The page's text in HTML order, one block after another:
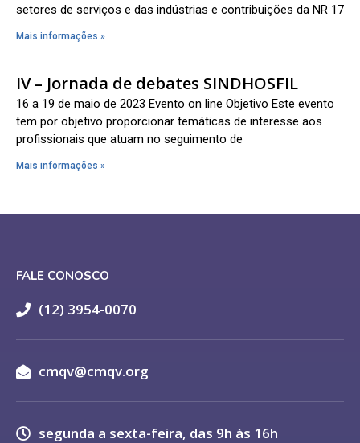
setores de serviços e das indústrias e contribuições da NR 17
Mais informações »
IV – Jornada de debates SINDHOSFIL
16 a 19 de maio de 2023 Evento on line Objetivo Este evento
tem por objetivo proporcionar temáticas de interesse aos
profissionais que atuam no seguimento de
Mais informações »
FALE CONOSCO
(12) 3954-0070
cmqv@cmqv.org
segunda a sexta-feira, das 9h às 16h